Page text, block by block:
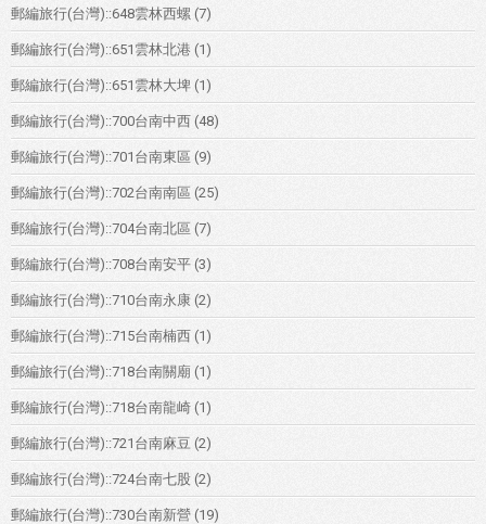
郵編旅行(台灣)::648雲林西螺 (7)
郵編旅行(台灣)::651雲林北港 (1)
郵編旅行(台灣)::651雲林大埤 (1)
郵編旅行(台灣)::700台南中西 (48)
郵編旅行(台灣)::701台南東區 (9)
郵編旅行(台灣)::702台南南區 (25)
郵編旅行(台灣)::704台南北區 (7)
郵編旅行(台灣)::708台南安平 (3)
郵編旅行(台灣)::710台南永康 (2)
郵編旅行(台灣)::715台南楠西 (1)
郵編旅行(台灣)::718台南關廟 (1)
郵編旅行(台灣)::718台南龍崎 (1)
郵編旅行(台灣)::721台南麻豆 (2)
郵編旅行(台灣)::724台南七股 (2)
郵編旅行(台灣)::730台南新營 (19)